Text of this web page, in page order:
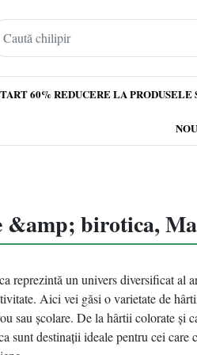
60% REDUCERE LA PRODUSELE
&amp; birotica,
reprezintă un univers diversificat al
Aici vei găsi o varietate de
sau școlare. De la hârtii colorate și
sunt destinații ideale pentru cei care